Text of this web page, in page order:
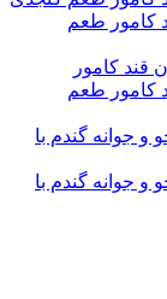
کامور طعم
قند کامور
کامور طعم
و جوانه گندم با
و جوانه گندم با